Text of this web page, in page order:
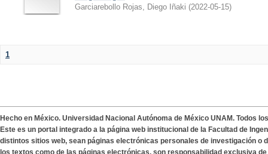
Garciarebollo Rojas, Diego Iñaki (2022-05-15)
1
Hecho en México. Universidad Nacional Autónoma de México UNAM. Todos
Este es un portal integrado a la página web institucional de la Facultad de
distintos sitios web, sean páginas electrónicas personales de investigación o
los textos como de las páginas electrónicas, son responsabilidad exclusiva